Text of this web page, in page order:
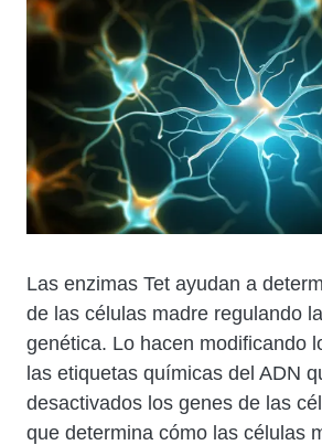
Cuerpo
Las enzimas Tet ayudan a
de las células madre regulando
genética. Lo hacen modificando
las etiquetas químicas del ADN
desactivados los genes de las
que determina cómo las células